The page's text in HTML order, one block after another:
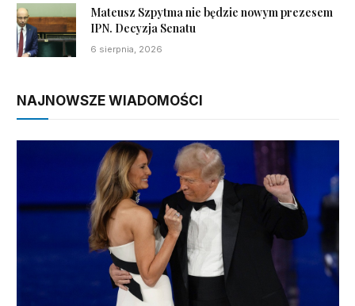
Mateusz Szpytma nie będzie nowym prezesem
IPN. Decyzja Senatu
6 sierpnia, 2026
NAJNOWSZE WIADOMOŚCI